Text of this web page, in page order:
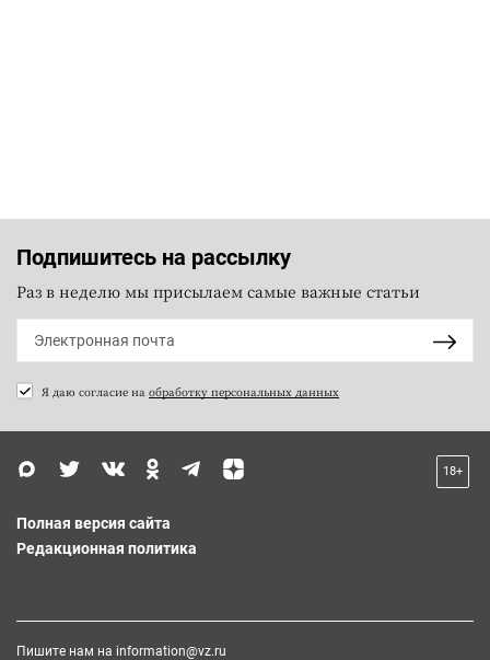
Подпишитесь на рассылку
Раз в неделю мы присылаем самые важные статьи
Я даю согласие на обработку персональных данных
18+
Полная версия сайта
Редакционная политика
Пишите нам на information@vz.ru